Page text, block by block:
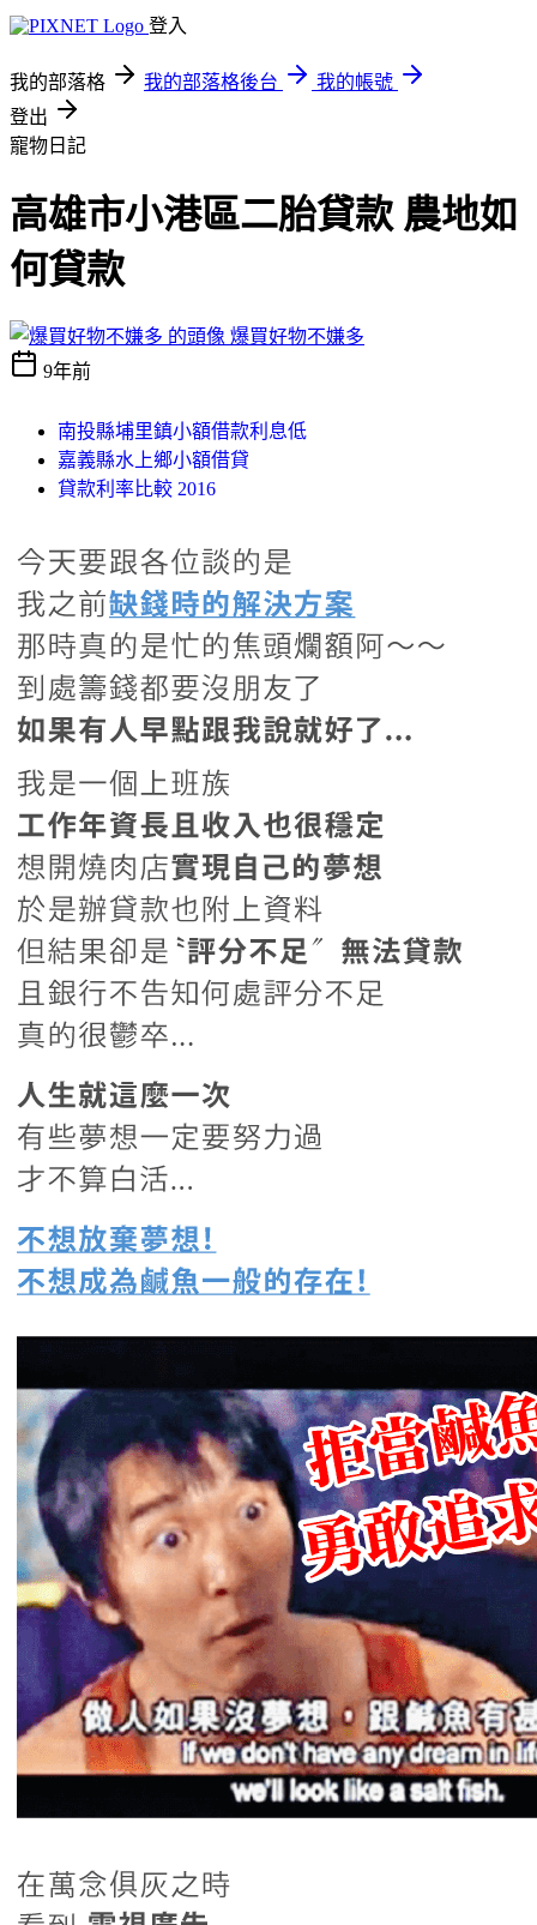
登入
我的部落格 我的部落格後台
我的帳號
登出
寵物日記
高雄市小港區二胎貸款 農地如
何貸款
爆買好物不嫌多
9年前
南投縣埔里鎮小額借款利息低
嘉義縣水上鄉小額借貸
貸款利率比較 2016